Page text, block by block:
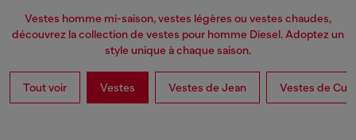
Vestes homme mi-saison, vestes légères ou vestes chaudes,
découvrez la collection de vestes pour homme Diesel. Adoptez un
style unique à chaque saison.
Tout voir Vestes Vestes de Jean Vestes de Cuir